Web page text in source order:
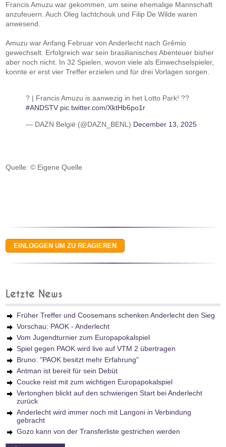
Francis Amuzu war gekommen, um seine ehemalige Mannschaft
anzufeuern. Auch Oleg Iachtchouk und Filip De Wilde waren
anwesend.
Amuzu war Anfang Februar von Anderlecht nach Grêmio
gewechselt. Erfolgreich war sein brasilianisches Abenteuer bisher
aber noch nicht. In 32 Spielen, wovon viele als Einwechselspieler,
konnte er erst vier Treffer erzielen und für drei Vorlagen sorgen.
? | Francis Amuzu is aanwezig in het Lotto Park! ??️
#ANDSTV pic.twitter.com/XktHb6po1r
— DAZN België (@DAZN_BENL) December 13, 2025
Quelle: © Eigene Quelle
Letzte News
Früher Treffer und Coosemans schenken Anderlecht den Sieg
Vorschau: PAOK - Anderlecht
Vom Jugendturnier zum Europapokalspiel
Spiel gegen PAOK wird live auf VTM 2 übertragen
Bruno: "PAOK besitzt mehr Erfahrung"
Antman ist bereit für sein Debüt
Coucke reist mit zum wichtigen Europapokalspiel
Vertonghen blickt auf den schwierigen Start bei Anderlecht
zurück
Anderlecht wird immer noch mit Langoni in Verbindung
gebracht
Gozo kann von der Transferliste gestrichen werden